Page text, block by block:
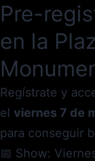
Pre-
en la
Regístrate y
el viernes 7 de
para conseguir
📅 Show: